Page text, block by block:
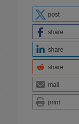
post
share
share
share
mail
print